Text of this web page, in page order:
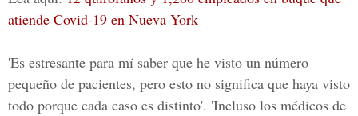
atiende Covid-19 en Nueva York
'Es estresante para mí saber que he visto un número
pequeño de pacientes, pero esto no significa que haya visto
todo porque cada caso es distinto'. 'Incluso los médicos de